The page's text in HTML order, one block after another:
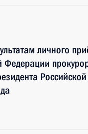
личного
Федерации